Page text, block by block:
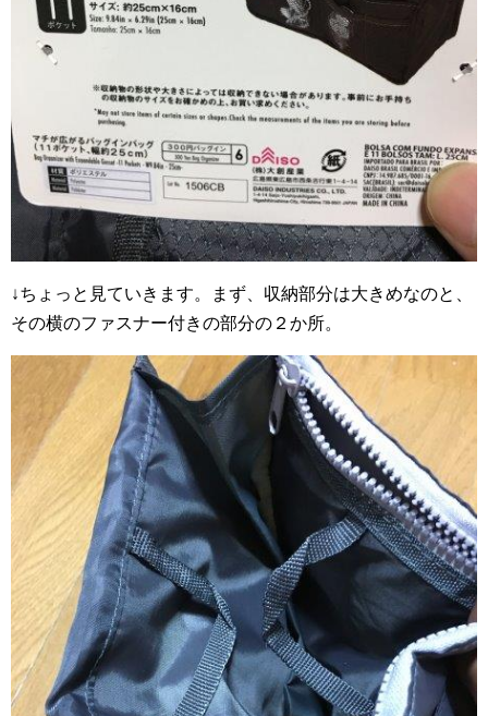
↓ちょっと見ていきます。まず、収納部分は大きめなのと、
その横のファスナー付きの部分の２か所。